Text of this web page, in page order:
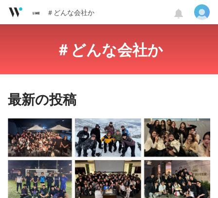
＃どんな会社か
＃どんな会社か
最新の投稿